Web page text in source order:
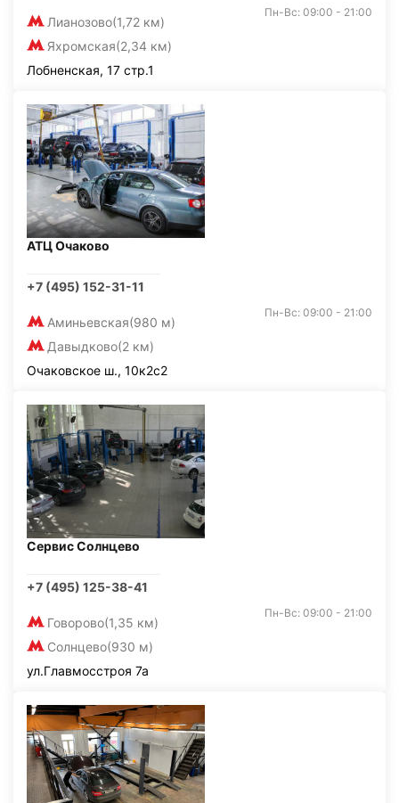
Лианозово(1,72 км)
Яхромская(2,34 км)
Пн-Вс: 09:00 - 21:00
Лобненская, 17 стр.1
АТЦ Очаково
+7 (495) 152-31-11
Аминьевская(980 м)
Давыдково(2 км)
Пн-Вс: 09:00 - 21:00
Очаковское ш., 10к2с2
Сервис Солнцево
+7 (495) 125-38-41
Говорово(1,35 км)
Солнцево(930 м)
Пн-Вс: 09:00 - 21:00
ул.Главмосстроя 7а